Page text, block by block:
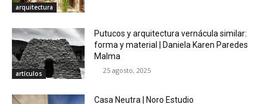
arquitectura
artículos
Putucos y arquitectura vernácula similar:
forma y material | Daniela Karen Paredes
Malma
25 agosto, 2025
Casa Neutra | Noro Estudio